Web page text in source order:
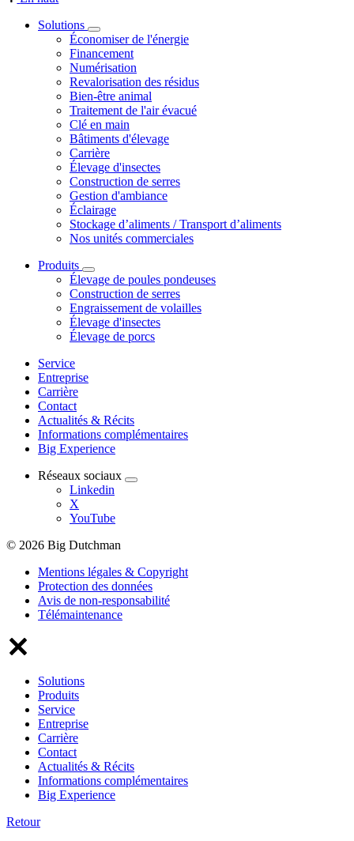
Solutions
Économiser de l'énergie
Financement
Numérisation
Revalorisation des résidus
Bien-être animal
Traitement de l'air évacué
Clé en main
Bâtiments d'élevage
Carrière
Élevage d'insectes
Construction de serres
Gestion d'ambiance
Éclairage
Stockage d’aliments / Transport d’aliments
Nos unités commerciales
Produits
Élevage de poules pondeuses
Construction de serres
Engraissement de volailles
Élevage d'insectes
Élevage de porcs
Service
Entreprise
Carrière
Contact
Actualités & Récits
Informations complémentaires
Big Experience
Réseaux sociaux
Linkedin
X
YouTube
© 2026 Big Dutchman
Mentions légales & Copyright
Protection des données
Avis de non-responsabilité
Télémaintenance
Solutions
Produits
Service
Entreprise
Carrière
Contact
Actualités & Récits
Informations complémentaires
Big Experience
Retour